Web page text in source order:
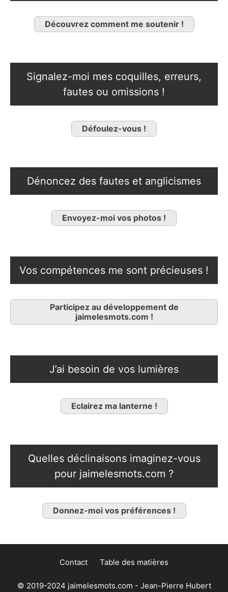
Découvrez comment me soutenir !
Signalez-moi mes coquilles, erreurs,
fautes ou omissions !
Défoulez-vous !
Dénoncez des fautes et anglicismes
Envoyez-moi vos photos !
Vos compétences me sont précieuses !
Participez au développement de
jaimelesmots.com !
J’ai besoin de vos lumières
Eclairez ma lanterne !
Quelles déclinaisons imaginez-vous
pour jaimelesmots.com ?
Donnez-moi vos préférences !
Contact Table des matières
© 2019-2024 jaimelesmots.com - Jean-Pierre Hubert